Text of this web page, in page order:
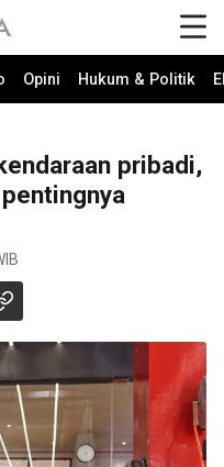
Opini Hukum & Politik
pribadi,